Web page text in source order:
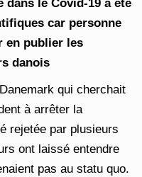
dans le Covid-19 a été
car personne
en publier les
danois
qui cherchait
à arrêter la
rejetée par plusieurs
ont laissé entendre
pas au statu quo.